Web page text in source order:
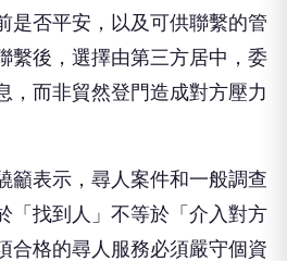
是否平安，以及可供聯繫的管
繫後，選擇由第三方居中，委
，而非貿然登門造成對方壓力
籲表示，尋人案件和一般調查
「找到人」不等於「介入對方
合格的尋人服務必須嚴守個資